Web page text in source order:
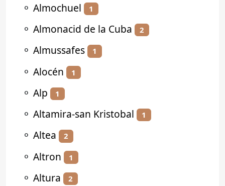
⚬ Almochuel 1
⚬ Almonacid de la Cuba 2
⚬ Almussafes 1
⚬ Alocén 1
⚬ Alp 1
⚬ Altamira-san Kristobal 1
⚬ Altea 2
⚬ Altron 1
⚬ Altura 2